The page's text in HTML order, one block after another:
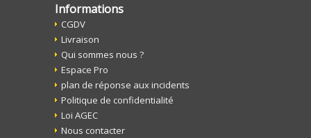
Informations
CGDV
Livraison
Qui sommes nous ?
Espace Pro
plan de réponse aux incidents
Politique de confidentialité
Loi AGEC
Nous contacter